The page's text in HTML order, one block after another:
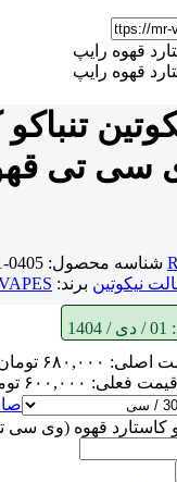
تنباکو
سی تی
شناسه محصول: 0405-1
نیکوتین برند:
01 / دی / 1404
قیمت اصلی: ۶۸۰,۰۰۰
قیمت فعلی: ۶۰۰,۰۰۰ تومان.
کاستارد قهوه (وی سی